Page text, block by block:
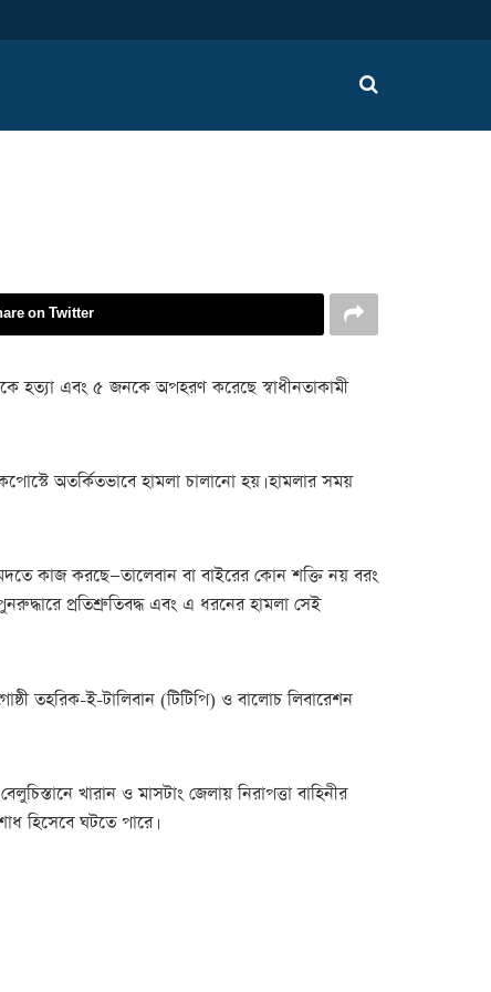
on Twitter
হত্যা এবং ৫ জনকে অপহরণ করেছে স্বাধীনতাকামী
অতর্কিতভাবে হামলা চালানো হয়। হামলার সময়
মদতে কাজ করছে—তালেবান বা বাইরের কোন শক্তি নয় বরং
প্রতিশ্রুতিবদ্ধ এবং এ ধরনের হামলা সেই
তহরিক-ই-টালিবান (টিটিপি) ও বালোচ লিবারেশন
খারান ও মাসটাং জেলায় নিরাপত্তা বাহিনীর
হিসেবে ঘটতে পারে।